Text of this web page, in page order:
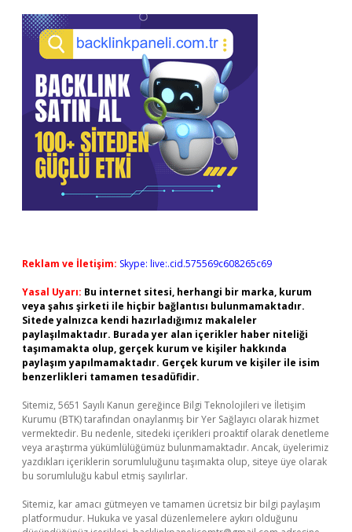
Reklam ve İletişim: Skype: live:.cid.575569c608265c69
Yasal Uyarı: Bu internet sitesi, herhangi bir marka, kurum
veya şahıs şirketi ile hiçbir bağlantısı bulunmamaktadır.
Sitede yalnızca kendi hazırladığımız makaleler
paylaşılmaktadır. Burada yer alan içerikler haber niteliği
taşımamakta olup, gerçek kurum ve kişiler hakkında
paylaşım yapılmamaktadır. Gerçek kurum ve kişiler ile isim
benzerlikleri tamamen tesadüfidir.
Sitemiz, 5651 Sayılı Kanun gereğince Bilgi Teknolojileri ve İletişim
Kurumu (BTK) tarafından onaylanmış bir Yer Sağlayıcı olarak hizmet
vermektedir. Bu nedenle, sitedeki içerikleri proaktif olarak denetleme
veya araştırma yükümlülüğümüz bulunmamaktadır. Ancak, üyelerimiz
yazdıkları içeriklerin sorumluluğunu taşımakta olup, siteye üye olarak
bu sorumluluğu kabul etmiş sayılırlar.
Sitemiz, kar amacı gütmeyen ve tamamen ücretsiz bir bilgi paylaşım
platformudur. Hukuka ve yasal düzenlemelere aykırı olduğunu